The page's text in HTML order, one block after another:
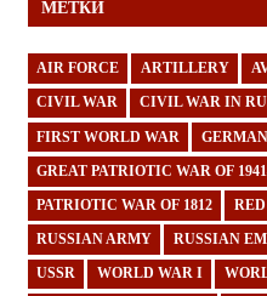
МЕТКИ
AIR FORCE ARTILLERY
CIVIL WAR CIVIL WAR IN
FIRST WORLD WAR
GREAT PATRIOTIC WAR OF
PATRIOTIC WAR OF 1812
RUSSIAN ARMY RUSSIAN
USSR WORLD WAR I